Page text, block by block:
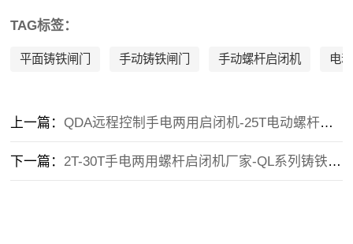
TAG标签：
平面铸铁闸门 手动铸铁闸门 手动螺杆启闭机 电
上一篇：QDA远程控制手电两用启闭机-25T电动螺杆启闭机-市政污水闸门适配
下一篇： 2T-30T手电两用螺杆启闭机厂家-QL系列铸铁闸门配套启闭机现货批发